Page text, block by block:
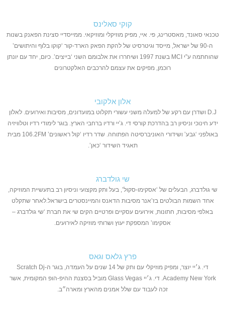
קוקי סאלינס
טכנאי סאונד, מאסטרינג, פי. איי, מפיק מוזיקלי ומוזיקאי. ממייסדיי סצינת הפאנק בשנות
ה-90 של ישראל, מייסד וגיטרסיט של להקת הפאק הארד-קור ‘קוקו בלוף והיתושים’
שהוחתמה ע”י MCI בשנת 1997 ושיחררו את אלבומם השני ‘בייצים’. כיום, יחד עם יונתן
רוכמן, מפיקים את עצמם להרכבים האלקטרונים
אלון אלקובי
D.J ושדרן עם רקע של למעלה משני עשורי תקלוט במועדונים, מסיבות ואירועים. לאלון
ידע חינוכי וניסיון רב בהדרכת קורסי די. ג’יי ורדיו ברחבי הארץ. בוגר לימודי רדיו וטלוויזיה
באולפני ‘גבע’ ושידורי האוניברסיטה הפתוחה. שדר רדיו ‘קול ראשונים’ 106.2FM מבית
תאגיד השידור ‘כאן’.
שי גולדברג
שי גולדברג, הבעלים של ‘אסקימו-סקול’, בעל ותק מקצועי וניסיון רב בתעשיית המוזיקה,
אחד השמות הבולטים בז’אנר מסיבות הדאנס והמיינסטרים בישראל.לאחר שתקלט
באלפי מסיבות, חתונות, אירועים עסקיים ופרטיים הקים שי את חברת ‘שי גולדברג –
אסקימו’ המספקת יעוץ ושרותי מוזיקה לאירועים.
פרץ גלאס וגאס
די. ג׳יי יוצר, ומפיק מוזיקלי עם ותק של 14 שנים על העמדה, בוגר ה-Scratch Dj
Academy New York. די. ג׳יי Glass Vegas מוביל בסצנת ההיפ-הופ המקומית, אשר
זכה לעבוד עם שלל אמנים מהארץ ומארה״ב.